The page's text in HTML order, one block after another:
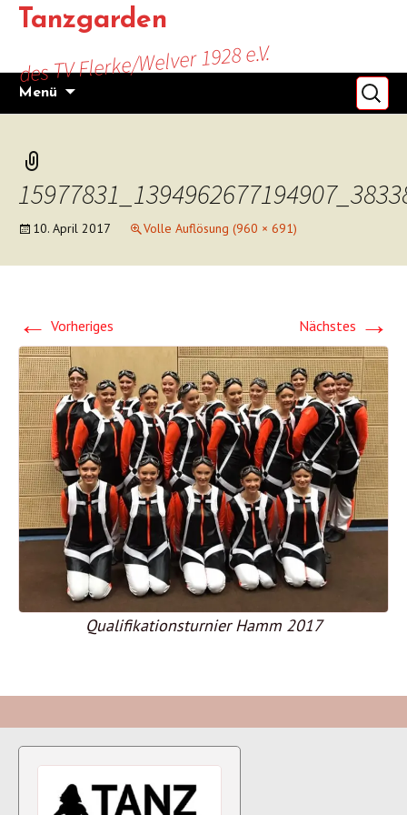
Zum
InhaltTanzgarden
des TV Flerke/Welver 1928 e.V.
Menü
Suchen
nach:
10. April 2017 Volle Auflösung (960 × 691)
← Vorheriges Nächstes →
Qualifikationsturnier Hamm 2017